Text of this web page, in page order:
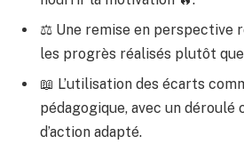
⚖️ Une remise en perspective
les progrès réalisés plutôt que
📖 L’utilisation des écarts
pédagogique, avec un déroulé
d’action adapté.